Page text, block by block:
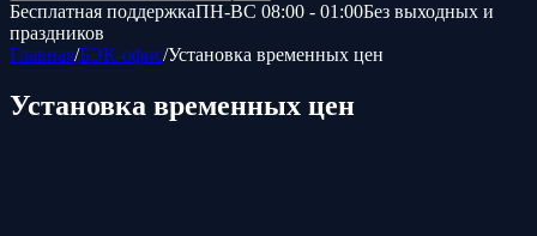
Бесплатная поддержкаПН-ВС 08:00 - 01:00Без выходных и
праздников
Главная/БЭК-офис/Установка временных цен
Установка временных цен